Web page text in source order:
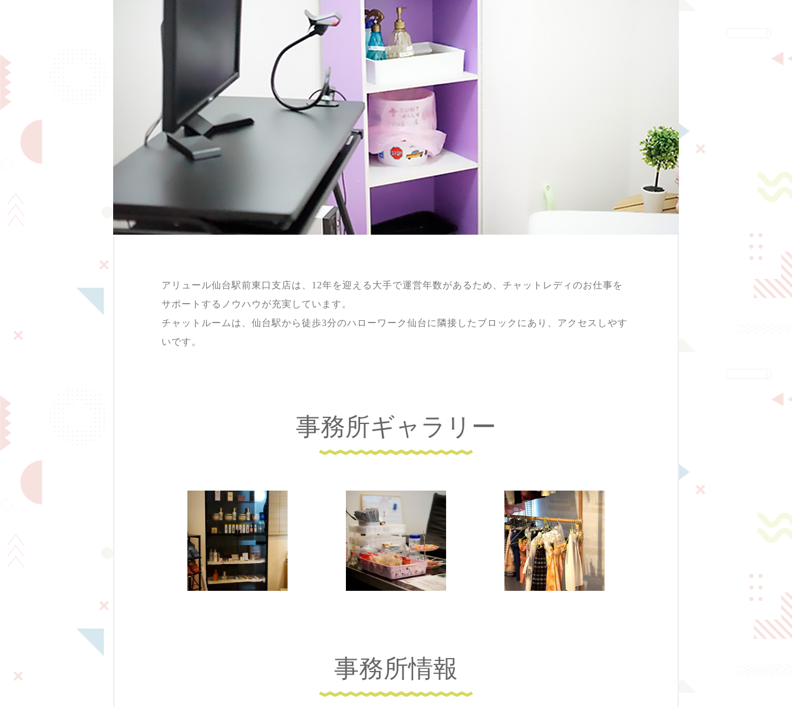
アリュール仙台駅前東口支店は、12年を迎える大手で運営年数があるため、チャットレディのお仕事を
サポートするノウハウが充実しています。
チャットルームは、仙台駅から徒歩3分のハローワーク仙台に隣接したブロックにあり、アクセスしやす
いです。
事務所ギャラリー
事務所情報